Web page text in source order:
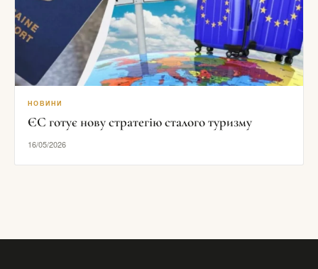
НОВИНИ
ЄС готує нову стратегію сталого туризму
16/05/2026